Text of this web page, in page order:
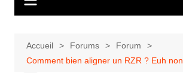
Accueil Forums
Forum
Comment bien aligner un RZR ? Euh non